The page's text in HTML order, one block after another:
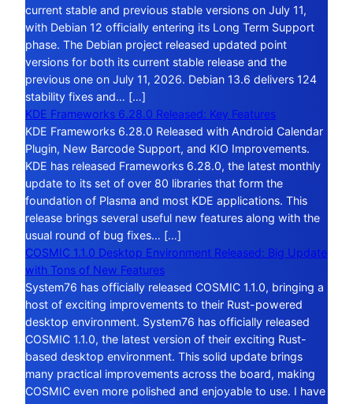
current stable and previous stable versions on July 11,
with Debian 12 officially entering its Long Term Support
phase. The Debian project released updated point
versions for both its current stable release and the
previous one on July 11, 2026. Debian 13.6 delivers 124
stability fixes and… […]
KDE Frameworks 6.28.0 Released: Key Features
KDE Frameworks 6.28.0 Released with Android Calendar
Plugin, New Barcode Support, and KIO Improvements.
KDE has released Frameworks 6.28.0, the latest monthly
update to its set of over 80 libraries that form the
foundation of Plasma and most KDE applications. This
release brings several useful new features along with the
usual round of bug fixes… […]
COSMIC 1.1.0 Desktop Environment Released: Big Update
with Tons of New Features
System76 has officially released COSMIC 1.1.0, bringing a
host of exciting improvements to their Rust-powered
desktop environment. System76 has officially released
COSMIC 1.1.0, the latest version of their exciting Rust-
based desktop environment. This solid update brings
many practical improvements across the board, making
COSMIC even more polished and enjoyable to use. I have